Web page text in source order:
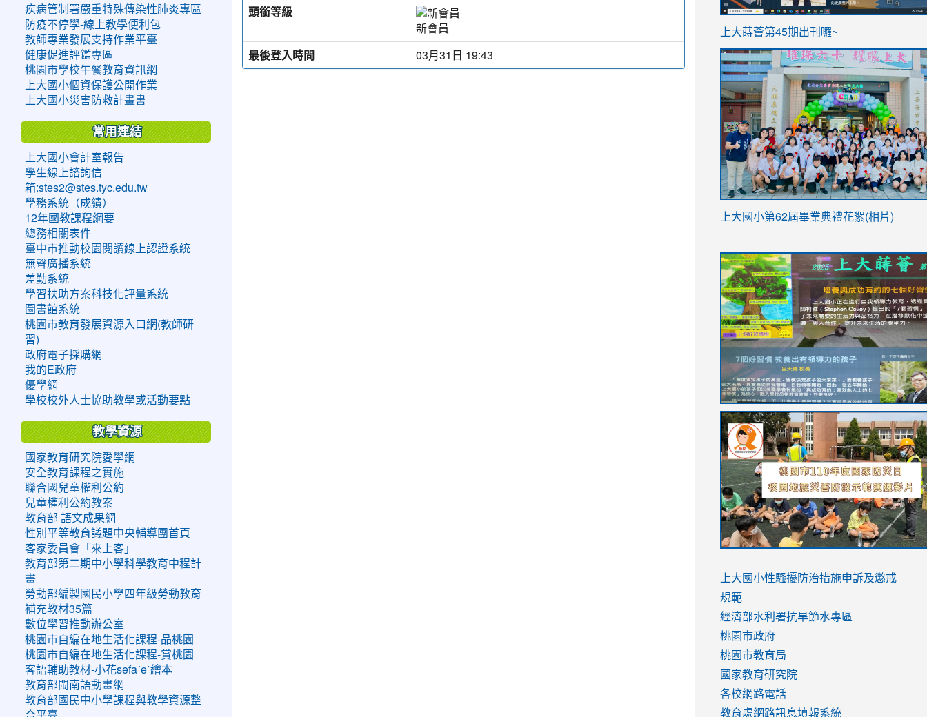
頭銜等級
新會員
最後登入時間
03月31日 19:43
疾病管制署嚴重特殊傳染性肺炎專區
防疫不停學-線上教學便利包
教師專業發展支持作業平臺
健康促進評鑑專區
桃園市學校午餐教育資訊網
上大國小個資保護公開作業
上大國小災害防救計畫書
常用連結
上大國小會計室報告
學生線上諮詢信
箱:stes2@stes.tyc.edu.tw
學務系統（成績）
12年國教課程綱要
總務相關表件
臺中市推動校園閱讀線上認證系統
無聲廣播系統
差勤系統
學習扶助方案科技化評量系統
圖書館系統
桃園市教育發展資源入口網(教師研
習)
政府電子採購網
我的E政府
優學網
學校校外人士協助教學或活動要點
教學資源
國家教育研究院愛學網
安全教育課程之實施
聯合國兒童權利公約
兒童權利公約教案
教育部 語文成果網
性別平等教育議題中央輔導團首頁
客家委員會「來上客」
教育部第二期中小學科學教育中程計
畫
勞動部編製國民小學四年級勞動教育
補充教材35篇
數位學習推動辦公室
桃園市自編在地生活化課程-品桃園
桃園市自編在地生活化課程-賞桃園
客語輔助教材-小花sefaˊeˋ繪本
教育部閩南語動畫網
教育部國民中小學課程與教學資源整
ink
https://sites.google.com/stes.tyc.edu.tw/
link
https://sites.google.com/stes.tyc.edu.tw/
上大蒔薈第45期出刊囉~
link
YfDQppRvyMk686kIw6SBbssEIZ6WnT/
usp=sharing
上大國小第62屆畢業典禮花絮(相片)
to
https://drive.google.com/file/d/1I-
YfDQppRvyMk686kIw6SBbssEIZ6WnT/
usp=sharing
to
https://sites.google.com/stes.tyc.edu.tw/
link
to
https://sites.google.com/stes.tyc.edu.tw/
link
to
https://drive.google.com/file/d/
usp=sharing
link
to
https://youtu.be/jJOMVWY3-
8M
link
to
https://drive.google.com/file/d/
usp=sharing
to
https://www.youtube.com/watch?
v=hC_gdZndU9s
to
https://www.youtube.com/watch?
v=hC_gdZndU9s
link
to
https://www.youtube.com/watch?
v=mfpNykQ0g4M
上大國小性騷擾防治措施申訴及懲戒
規範
經濟部水利署抗旱節水專區
桃園市政府
桃園市教育局
國家教育研究院
各校網路電話
教育處網路訊息填報系統